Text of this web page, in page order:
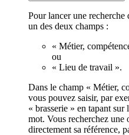
Pour lancer une
un des deux champs :
« Métier,
ou
« Lieu de travail ».
Dans le champ « Métier,
vous pouvez saisir, par
« brasserie » en tapant
mot. Vous recherchez une
directement sa référence,